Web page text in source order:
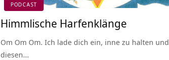
PODCAST
Himmlische Harfenklänge
Om Om Om. Ich lade dich ein, inne zu halten und
diesen…